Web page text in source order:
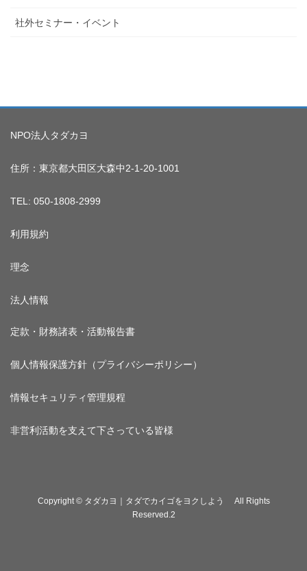
社外セミナー・イベント
NPO法人タダカヨ
住所：東京都大田区大森中2-1-20-1001
TEL: 050-1808-2999
利用規約
理念
法人情報
定款・財務諸表・活動報告書
個人情報保護方針（プライバシーポリシー）
情報セキュリティ管理規程
非営利活動を支えて下さっている皆様
Copyright © タダカヨ｜タダでカイゴをヨクしよう All Rights
Reserved.2